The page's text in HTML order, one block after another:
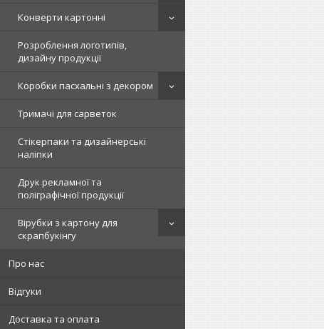
Конверти картонні
Розроблення логотипів,
дизайну продукції
Коробки пасхальні з декором
Тримачі для сарветок
Стікерпаки та дизайнерські
наліпки
Друк рекламної та
поліграфічної продукції
Вірубки з картону для
скрапбукінгу
Про нас
Відгуки
Доставка та оплата